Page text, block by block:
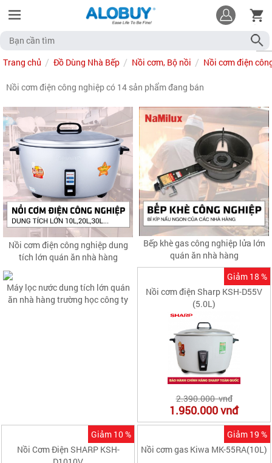
Trang chủ Đồ Dùng Nhà Bếp Nồi cơm, Bộ nồi Nồi cơm điện
Nồi cơm điện công nghiệp có 14 sản phẩm đang bán
Nồi cơm điện công nghiệp dung
tích lớn quán ăn nhà hàng
Bếp khè gas công nghiệp lửa lớn
quán ăn nhà hàng
Máy lọc nước dung tích lớn quán
ăn nhà hàng trường học công ty
Nồi cơm điện Sharp KSH-D55V
(5.0L)
2.390.000 vnđ
1.950.000vnđ
Giảm 18 %
Nồi Cơm Điện SHARP KSH-
Giảm 10 %
Nồi cơm gas Kiwa MK-55RA(10L)
Giảm 19 %